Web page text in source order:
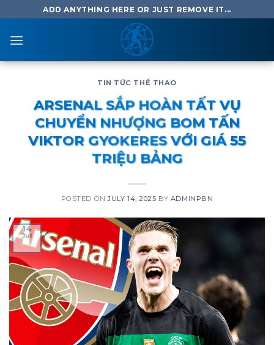
to
content
ADD ANYTHING HERE OR JUST REMOVE IT...
TIN TỨC THỂ THAO
ARSENAL SẮP HOÀN TẤT VỤ
CHUYỂN NHƯỢNG BOM TẤN
VIKTOR GYOKERES VỚI GIÁ 55
TRIỆU BẢNG
POSTED ONJULY 14, 2025 BY ADMINPBN
14
Jul